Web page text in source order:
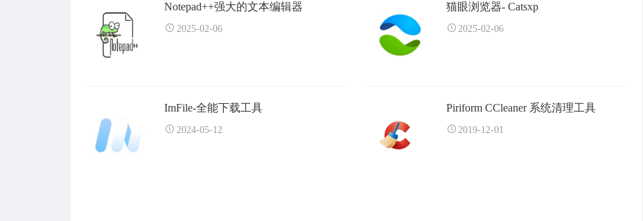
Notepad++强大的文本编辑器
2025-02-06
猫眼浏览器- Catsxp
2025-02-06
ImFile-全能下载工具
2024-05-12
Piriform CCleaner 系统清理工具
2019-12-01